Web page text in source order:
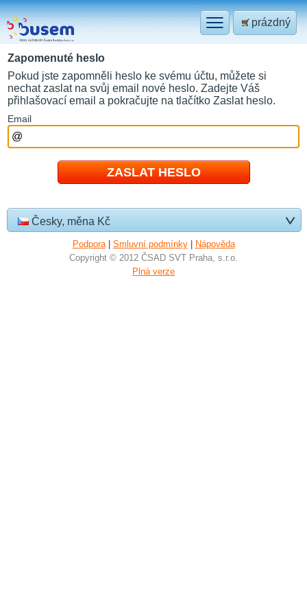
prázdný
Zapomenuté heslo
Pokud jste zapomněli heslo ke svému účtu, můžete si
nechat zaslat na svůj email nové heslo. Zadejte Váš
přihlašovací email a pokračujte na tlačítko Zaslat heslo.
Email
Česky, měna Kč
Podpora| Smluvní podmínky|
Nápověda
Copyright © 2012 ČSAD SVT Praha, s.r.o.
Plná verze